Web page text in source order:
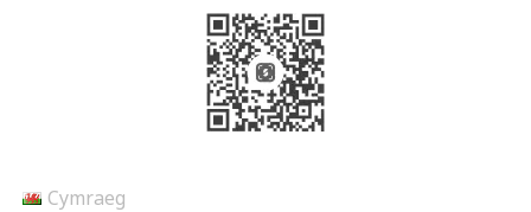
Cymraeg